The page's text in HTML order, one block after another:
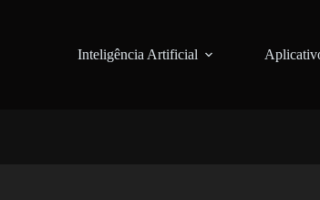
Inteligência Artificial